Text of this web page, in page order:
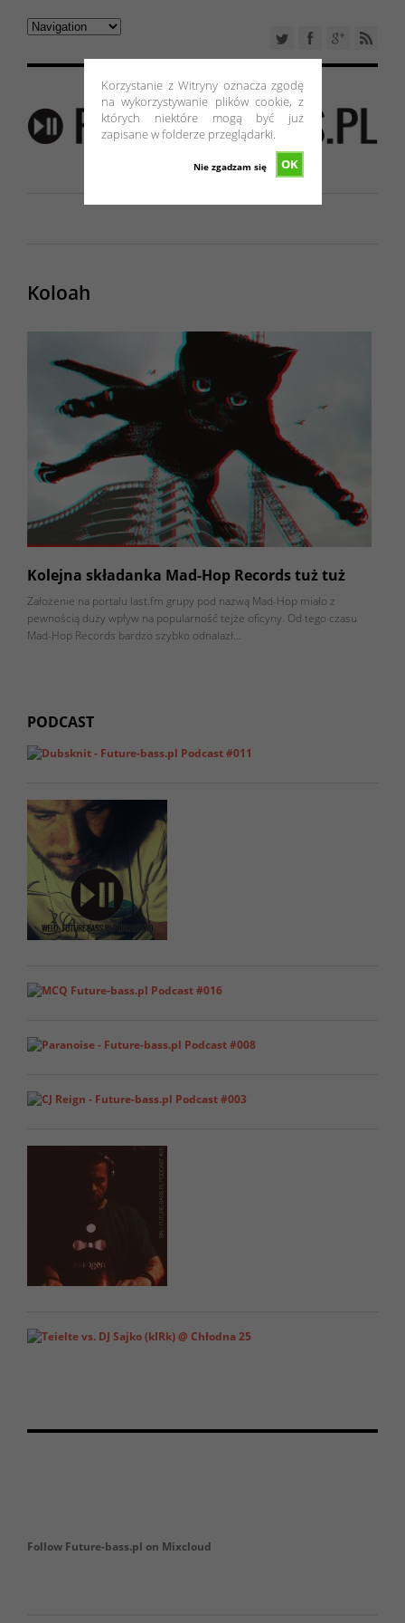
Korzystanie z Witryny oznacza zgodę
na wykorzystywanie plików cookie, z
których niektóre mogą być już
zapisane w folderze przeglądarki.
OK
Nie zgadzam się
Koloah
Kolejna składanka Mad-Hop Records tuż tuż
Założenie na portalu last.fm grupy pod nazwą Mad-Hop miało z
pewnością duży wpływ na popularność tejże oficyny. Od tego czasu
Mad-Hop Records bardzo szybko odnalazł…
PODCAST
Follow Future-bass.pl on Mixcloud